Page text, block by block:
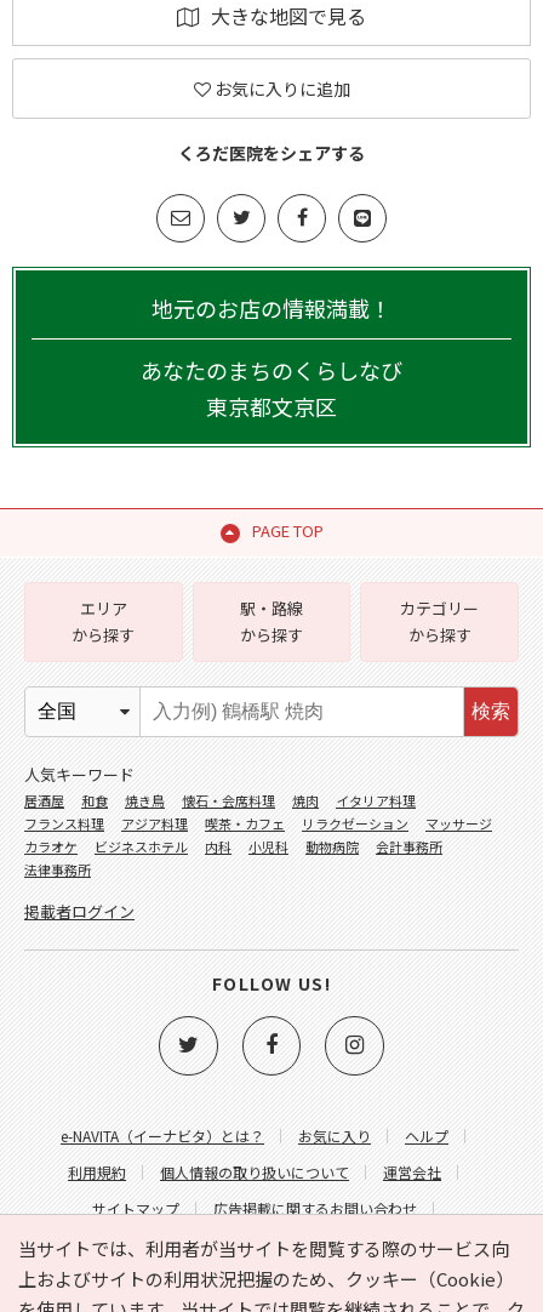
大きな地図で見る
お気に入りに追加
くろだ医院をシェアする
地元のお店の情報満載！
あなたのまちのくらしなび
東京都文京区
PAGE TOP
当サイトでは、利用者が当サイトを閲覧する際のサービス向
上およびサイトの利用状況把握のため、クッキー（Cookie）
e-NAVITA（イーナビタ）とは？ お気に入り
ヘルプ
利用規約
個人情報の取り扱いについて
運営会社
サイトマップ
広告掲載に関するお問い合わせ
サイトの内容に関するお問い合わせ
エリア
から探す
駅・路線
から探す
カテゴリー
から探す
検索
人気キーワード
居酒屋 和食 焼き鳥 懐石・会席料理 焼肉
イタリア料理
フランス料理
アジア料理 喫茶・カフェ リラクゼーション
マッサージ
カラオケ
ビジネスホテル 内科 小児科 動物病院
会計事務所
法律事務所
掲載者ログイン
FOLLOW US!